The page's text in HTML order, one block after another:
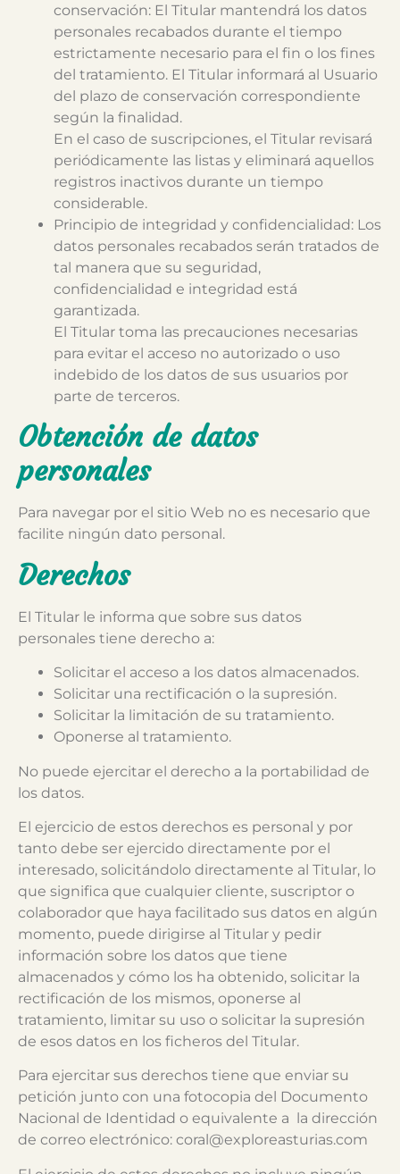
conservación: El Titular mantendrá los datos
personales recabados durante el tiempo
estrictamente necesario para el fin o los fines
del tratamiento. El Titular informará al Usuario
del plazo de conservación correspondiente
según la finalidad.
En el caso de suscripciones, el Titular revisará
periódicamente las listas y eliminará aquellos
registros inactivos durante un tiempo
considerable.
Principio de integridad y confidencialidad: Los
datos personales recabados serán tratados de
tal manera que su seguridad,
confidencialidad e integridad está
garantizada.
El Titular toma las precauciones necesarias
para evitar el acceso no autorizado o uso
indebido de los datos de sus usuarios por
parte de terceros.
Obtención de datos
personales
Para navegar por el sitio Web no es necesario que
facilite ningún dato personal.
Derechos
El Titular le informa que sobre sus datos
personales tiene derecho a:
Solicitar el acceso a los datos almacenados.
Solicitar una rectificación o la supresión.
Solicitar la limitación de su tratamiento.
Oponerse al tratamiento.
No puede ejercitar el derecho a la portabilidad de
los datos.
El ejercicio de estos derechos es personal y por
tanto debe ser ejercido directamente por el
interesado, solicitándolo directamente al Titular, lo
que significa que cualquier cliente, suscriptor o
colaborador que haya facilitado sus datos en algún
momento, puede dirigirse al Titular y pedir
información sobre los datos que tiene
almacenados y cómo los ha obtenido, solicitar la
rectificación de los mismos, oponerse al
tratamiento, limitar su uso o solicitar la supresión
de esos datos en los ficheros del Titular.
Para ejercitar sus derechos tiene que enviar su
petición junto con una fotocopia del Documento
Nacional de Identidad o equivalente a la dirección
de correo electrónico: coral@exploreasturias.com